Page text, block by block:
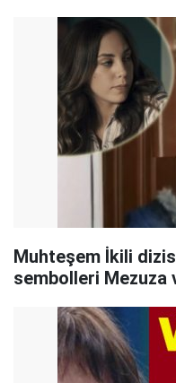
Muhteşem İkili
sembolleri Mezuza